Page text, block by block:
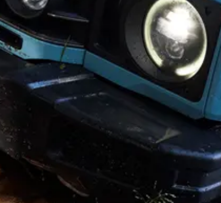
Copyright © 2026. Alle Rechte vorbehalten. Herausgeber dieser
Internetpräsenz ist INEOS im Namen des Stammsitzes der
Geschäftsbereiche: 38 Hans Crescent. Knightsbridge. London
SW1X 0LZ. Vereinigtes Königreich. INEOS ist eine eingetragene
Handelsmarke im Besitz von INEOS Capital Limited.
Haftungsausschluss
Die angegebenen Preise sind Endverbraucherpreise inklusive
Mehrwertsteuer, exklusive weiterer Steuern / Zölle und
Versandkosten. Der Preis unterliegt Änderungen und kann je nach
Markt variieren.
Die angegebenen Zubehörpreise sind Richtwerte, einschließlich
Mehrwertsteuer und Ausstattung. Die endgültigen Preise werden
von Ihrem ausgewählten Handelspartner bestätigt.